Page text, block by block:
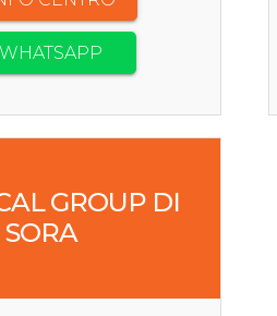
WHATSAPP
GROUP DI
SORA